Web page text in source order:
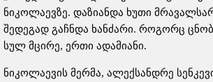
ნიკოლაევზე. დაზიანდა ხუთი
შედეგად გაჩნდა ხანძარი. როგორც
სულ მცირე, ერთი ადამიანი.
ნიკოლაევის მერმა, ალექსანდრე